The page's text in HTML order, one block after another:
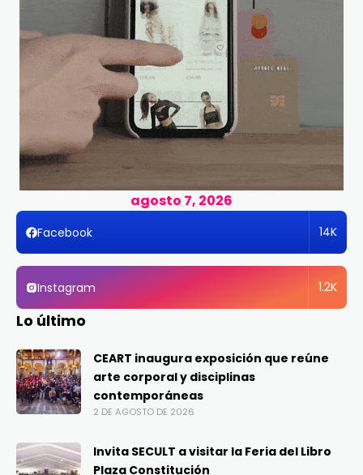
agosto 7, 2026
Facebook 14K
Instagram 1.2K
Lo último
CEART inaugura exposición que reúne
arte corporal y disciplinas
contemporáneas
2 DE AGOSTO DE 2026
Invita SECULT a visitar la Feria del Libro
Plaza Constitución